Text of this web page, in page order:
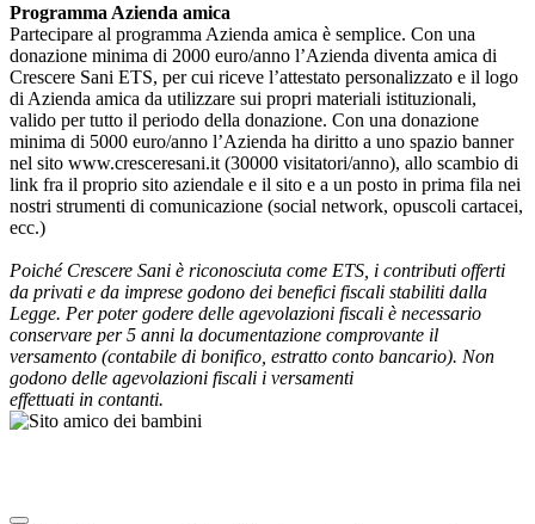
Programma Azienda amica
Partecipare al programma Azienda amica è semplice. Con una
donazione minima di 2000 euro/anno l’Azienda diventa amica di
Crescere Sani ETS, per cui riceve l’attestato personalizzato e il logo
di Azienda amica da utilizzare sui propri materiali istituzionali,
valido per tutto il periodo della donazione. Con una donazione
minima di 5000 euro/anno l’Azienda ha diritto a uno spazio banner
nel sito www.cresceresani.it (30000 visitatori/anno), allo scambio di
link fra il proprio sito aziendale e il sito e a un posto in prima fila nei
nostri strumenti di comunicazione (social network, opuscoli cartacei,
ecc.)
Poiché Crescere Sani è riconosciuta come ETS, i contributi offerti
da privati e da imprese godono dei benefici fiscali stabiliti dalla
Legge. Per poter godere delle agevolazioni fiscali è necessario
conservare per 5 anni la documentazione comprovante il
versamento (contabile di bonifico, estratto conto bancario). Non
godono delle agevolazioni fiscali i versamenti
effettuati in contanti.